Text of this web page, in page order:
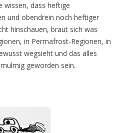
wissen, dass heftige
und obendrein noch heftiger
hinschauen, braut sich was
in Permafrost-Regionen, in
wegsieht und das alles
geworden sein.